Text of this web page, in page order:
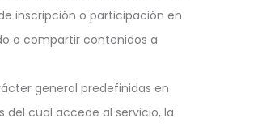
inscripción o participación en
o compartir contenidos a
general predefinidas en
cual accede al servicio, la